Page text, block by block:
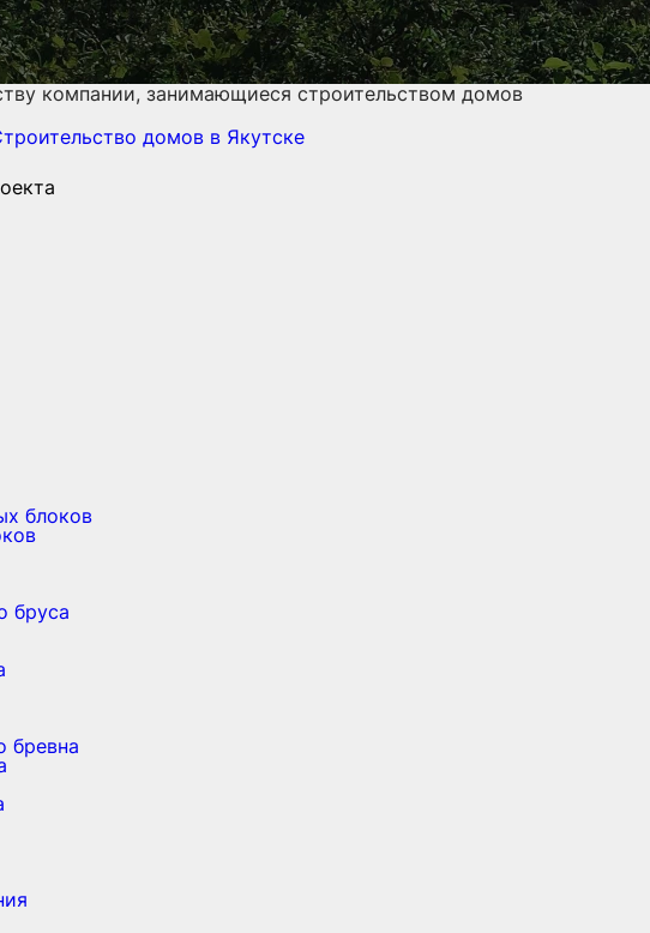
компании, занимающиеся строительством домов
домов в Якутске
блоков
бруса
бревна